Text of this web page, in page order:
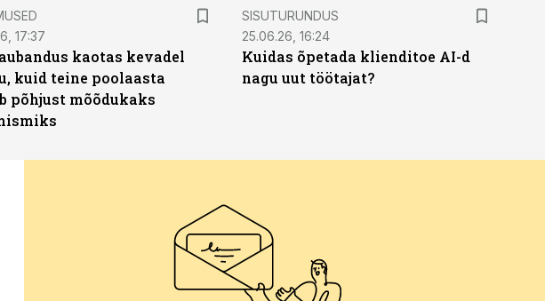
17:37
kaotas kevadel
kuid teine poolaasta
põhjust mõõdukaks
ST
SISUTURUNDUS
25.06.26, 16:24
Kuidas õpetada klienditoe AI-d
nagu uut töötajat?